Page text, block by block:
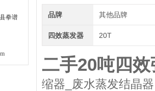
拳谱
品牌 其他品牌
四效蒸发器 20T
二手20吨四
缩器_废水蒸发结晶器